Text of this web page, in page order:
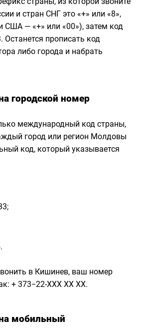
и стран СНГ это «+» или «8»,
США — «+» или «00»), затем код
прописать код
либо города и набрать
городской номер
международный код страны,
город или регион Молдовы
код, который указывается
в Кишинев, ваш номер
+ 373−22-ХХХ ХХ ХХ.
мобильный